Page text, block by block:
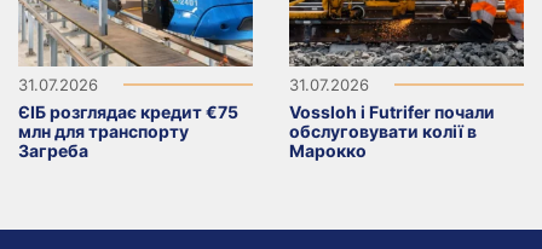
31.07.2026
ЄІБ розглядає кредит €75
млн для транспорту
Загреба
31.07.2026
Vossloh і Futrifer почали
обслуговувати колії в
Марокко